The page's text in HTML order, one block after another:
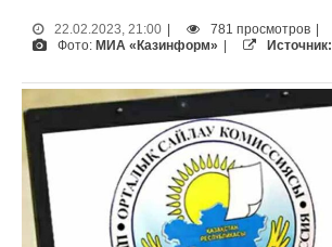
22.02.2023, 21:00 781 просмотров
Фото: МИА «Казинформ» Источник: